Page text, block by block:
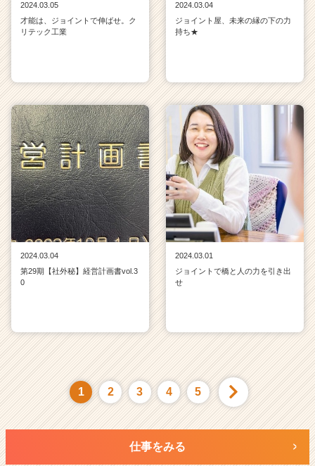
2024.03.05
才能は、ジョイントで伸ばせ。ク
リテック工業
2024.03.04
ジョイント屋、未来の縁の下の力
持ち★
2024.03.04
第29期【社外秘】経営計画書vol.3
0
2024.03.01
ジョイントで橋と人の力を引き出
せ
1 2 3 4 5
仕事をみる